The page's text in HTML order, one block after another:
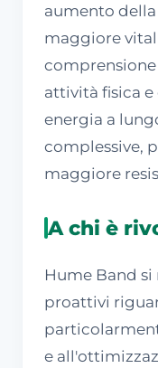
aumento
maggiore
comprensione
attività fisica
energia a
complessive,
maggiore
A chi è
Hume Band
proattivi
e